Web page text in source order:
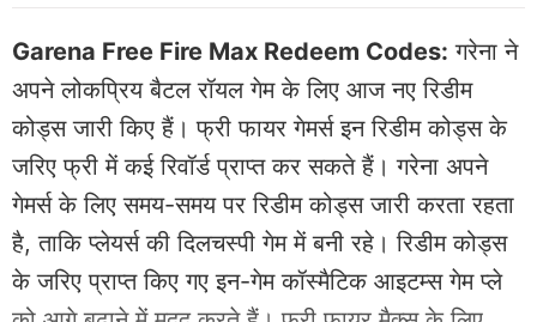
Garena Free Fire Max Redeem Codes: गरेना ने
अपने लोकप्रिय बैटल रॉयल गेम के लिए आज नए रिडीम
कोड्स जारी किए हैं। फ्री फायर गेमर्स इन रिडीम कोड्स के
जरिए फ्री में कई रिवॉर्ड प्राप्त कर सकते हैं। गरेना अपने
गेमर्स के लिए समय-समय पर रिडीम कोड्स जारी करता रहता
है, ताकि प्लेयर्स की दिलचस्पी गेम में बनी रहे। रिडीम कोड्स
के जरिए प्राप्त किए गए इन-गेम कॉस्मैटिक आइटम्स गेम प्ले